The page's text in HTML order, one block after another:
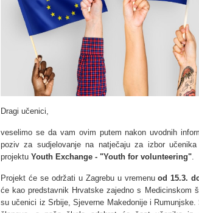
Dragi učenici,
veselimo se da vam ovim putem nakon uvodnih
poziv za sudjelovanje na natječaju za izbor
projektu Youth Exchange - "Youth for volunteering".
Projekt će se održati u Zagrebu u vremenuod 15.3.
će kao predstavnik Hrvatske zajedno s Medicinskom
su učenici iz Srbije, Sjeverne Makedonije i